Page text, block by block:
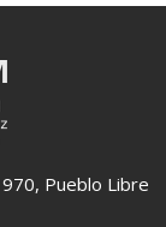
Pueblo Libre